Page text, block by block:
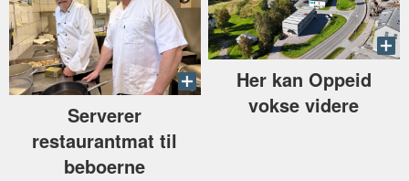
Serverer
restaurantmat til
beboerne
Her kan Oppeid
vokse videre